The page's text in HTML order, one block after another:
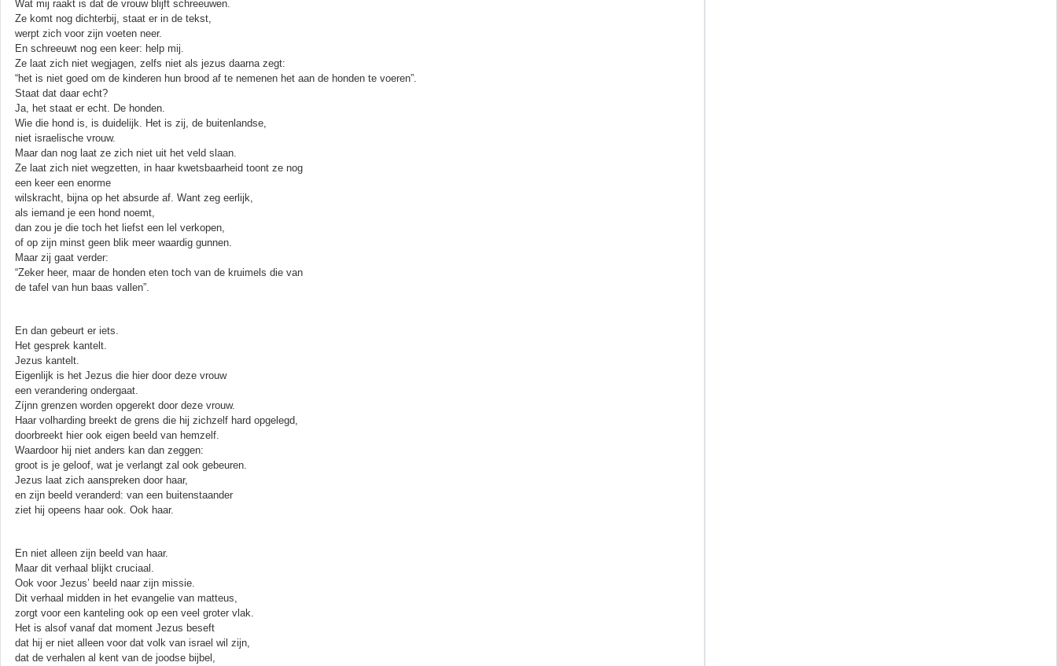
Wat mij raakt is dat de vrouw blijft schreeuwen.
Ze komt nog dichterbij, staat er in de tekst,
werpt zich voor zijn voeten neer.
En schreeuwt nog een keer: help mij.
Ze laat zich niet wegjagen, zelfs niet als jezus daarna zegt:
“het is niet goed om de kinderen hun brood af te nemenen het aan de honden te voeren”.
Staat dat daar echt?
Ja, het staat er echt. De honden.
Wie die hond is, is duidelijk. Het is zij, de buitenlandse,
niet israelische vrouw.
Maar dan nog laat ze zich niet uit het veld slaan.
Ze laat zich niet wegzetten, in haar kwetsbaarheid toont ze nog
een keer een enorme
wilskracht, bijna op het absurde af. Want zeg eerlijk,
als iemand je een hond noemt,
dan zou je die toch het liefst een lel verkopen,
of op zijn minst geen blik meer waardig gunnen.
Maar zij gaat verder:
“Zeker heer, maar de honden eten toch van de kruimels die van
de tafel van hun baas vallen”.
En dan gebeurt er iets.
Het gesprek kantelt.
Jezus kantelt.
Eigenlijk is het Jezus die hier door deze vrouw
een verandering ondergaat.
Zíjnn grenzen worden opgerekt door deze vrouw.
Haar volharding breekt de grens die hij zichzelf hard opgelegd,
doorbreekt hier ook eigen beeld van hemzelf.
Waardoor hij niet anders kan dan zeggen:
groot is je geloof, wat je verlangt zal ook gebeuren.
Jezus laat zich aanspreken door haar,
en zijn beeld veranderd: van een buitenstaander
ziet hij opeens haar ook. Ook haar.
En niet alleen zijn beeld van haar.
Maar dit verhaal blijkt cruciaal.
Ook voor Jezus’ beeld naar zijn missie.
Dit verhaal midden in het evangelie van matteus,
zorgt voor een kanteling ook op een veel groter vlak.
Het is alsof vanaf dat moment Jezus beseft
dat hij er niet alleen voor dat volk van israel wil zijn,
dat de verhalen al kent van de joodse bijbel,